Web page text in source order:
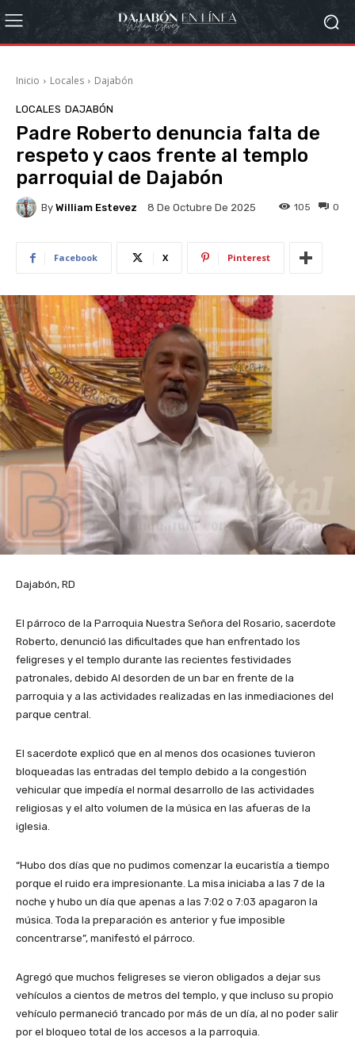
Inicio Locales Dajabón
LOCALES DAJABÓN
Padre Roberto denuncia falta de
respeto y caos frente al templo
parroquial de Dajabón
By William Estevez 8 De Octubre De 2025 0
105
Facebook X Pinterest
Dajabón, RD
El párroco de la Parroquia Nuestra Señora del Rosario, sacerdote
Roberto, denunció las dificultades que han enfrentado los
feligreses y el templo durante las recientes festividades
patronales, debido Al desorden de un bar en frente de la
parroquia y a las actividades realizadas en las inmediaciones del
parque central.
El sacerdote explicó que en al menos dos ocasiones tuvieron
bloqueadas las entradas del templo debido a la congestión
vehicular que impedía el normal desarrollo de las actividades
religiosas y el alto volumen de la música en las afueras de la
iglesia.
“Hubo dos días que no pudimos comenzar la eucaristía a tiempo
porque el ruido era impresionante. La misa iniciaba a las 7 de la
noche y hubo un día que apenas a las 7:02 o 7:03 apagaron la
música. Toda la preparación es anterior y fue imposible
concentrarse”, manifestó el párroco.
Agregó que muchos feligreses se vieron obligados a dejar sus
vehículos a cientos de metros del templo, y que incluso su propio
vehículo permaneció trancado por más de un día, al no poder salir
por el bloqueo total de los accesos a la parroquia.